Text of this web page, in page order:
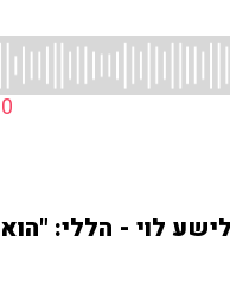
לוי - הללי: "הוא